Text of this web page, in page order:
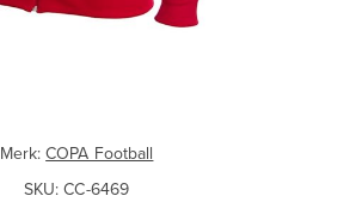
Merk: COPA Football
SKU: CC-6469